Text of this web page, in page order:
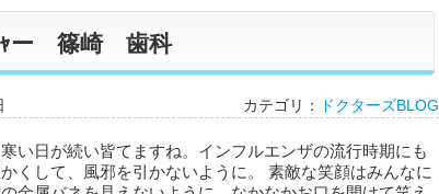
ｬー 篠崎 歯科
カテゴリ： ドクターズBLOG
い日が続い皆てますね。インフルエンザの流行時期にも
くして、風邪を引かないように。 素敵な笑顔はみんなに